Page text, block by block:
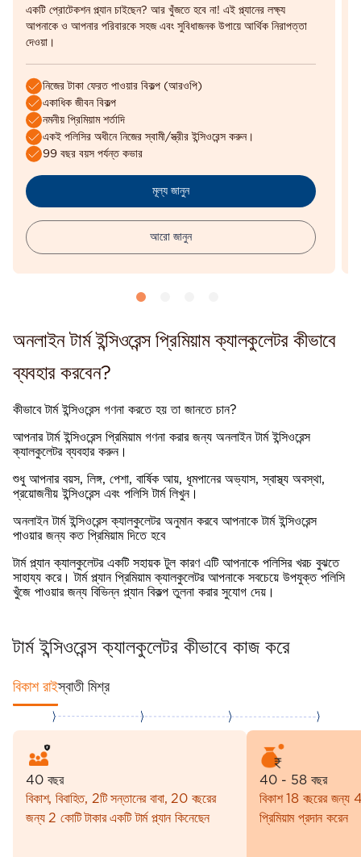
একটি প্রোটেকশন প্ল্যান চাইছেন? আর খুঁজতে হবে না! এই প্ল্যানের লক্ষ্য
আপনাকে ও আপনার পরিবারকে সহজ এবং সুবিধাজনক উপায়ে আর্থিক নিরাপত্তা
দেওয়া।
নিজের টাকা ফেরত পাওয়ার বিকল্প (আরওপি)
একাধিক জীবন বিকল্প
নমনীয় প্রিমিয়াম শর্তাদি
একই পলিসির অধীনে নিজের স্বামী/স্ত্রীর ইন্সিওরেন্স করুন।
99 বছর বয়স পর্যন্ত কভার
মূল্য জানুন
আরো জানুন
অনলাইন টার্ম ইন্সিওরেন্স প্রিমিয়াম ক্যালকুলেটর কীভাবে
ব্যবহার করবেন?
কীভাবে টার্ম ইন্সিওরেন্স গণনা করতে হয় তা জানতে চান?
আপনার টার্ম ইন্সিওরেন্স প্রিমিয়াম গণনা করার জন্য অনলাইন টার্ম ইন্সিওরেন্স
ক্যালকুলেটর ব্যবহার করুন।
শুধু আপনার বয়স, লিঙ্গ, পেশা, বার্ষিক আয়, ধূমপানের অভ্যাস, স্বাস্থ্য অবস্থা,
প্রয়োজনীয় ইন্সিওরেন্স এবং পলিসি টার্ম লিখুন।
অনলাইন টার্ম ইন্সিওরেন্স ক্যালকুলেটর অনুমান করবে আপনাকে টার্ম ইন্সিওরেন্স
পাওয়ার জন্য কত প্রিমিয়াম দিতে হবে
টার্ম প্ল্যান ক্যালকুলেটর একটি সহায়ক টুল কারণ এটি আপনাকে পলিসির খরচ বুঝতে
সাহায্য করে। টার্ম প্ল্যান প্রিমিয়াম ক্যালকুলেটর আপনাকে সবচেয়ে উপযুক্ত পলিসি
খুঁজে পাওয়ার জন্য বিভিন্ন প্ল্যান বিকল্প তুলনা করার সুযোগ দেয়।
টার্ম ইন্সিওরেন্স ক্যালকুলেটর কীভাবে কাজ করে
বিকাশ রাইস্বাতী মিশ্র
40 বছর
বিকাশ, বিবাহিত, 2টি সন্তানের বাবা, 20 বছরের
জন্য 2 কোটি টাকার একটি টার্ম প্ল্যান কিনেছেন
40 - 58 বছর
বিকাশ 18 বছরের জন্য
প্রিমিয়াম প্রদান করেন